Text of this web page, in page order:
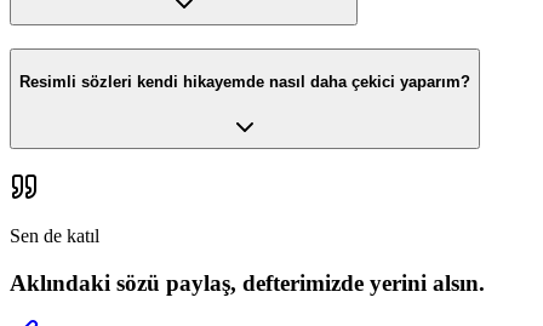
Resimli sözleri kendi hikayemde nasıl daha çekici yaparım?
Sen de katıl
Aklındaki sözü paylaş, defterimizde yerini alsın.